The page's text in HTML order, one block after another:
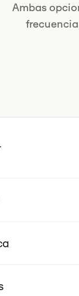
Ambas